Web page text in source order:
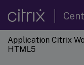
Application Citrix
HTML5